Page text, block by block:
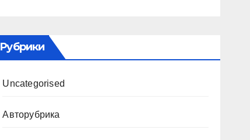
Рубрики
Uncategorised
Авторубрика